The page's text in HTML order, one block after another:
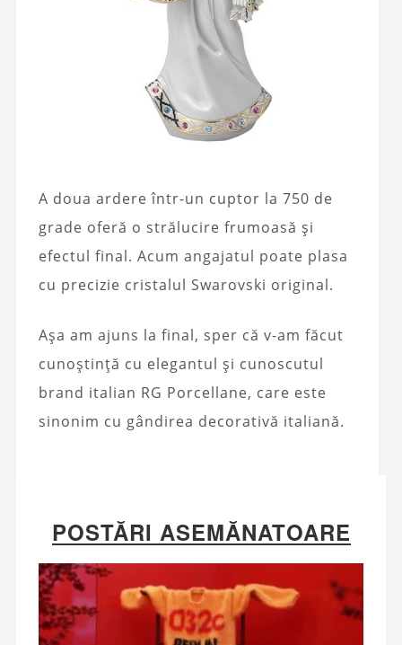
A doua ardere într-un cuptor la 750 de
grade oferă o strălucire frumoasă și
efectul final. Acum angajatul poate plasa
cu precizie cristalul Swarovski original.
Așa am ajuns la final, sper că v-am făcut
cunoștință cu elegantul și cunoscutul
brand italian RG Porcellane, care este
sinonim cu gândirea decorativă italiană.
POSTĂRI ASEMĂNATOARE